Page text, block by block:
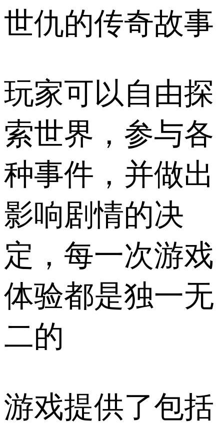
世仇的传奇故事
玩家可以自由探
索世界，参与各
种事件，并做出
影响剧情的决
定，每一次游戏
体验都是独一无
二的
游戏提供了包括